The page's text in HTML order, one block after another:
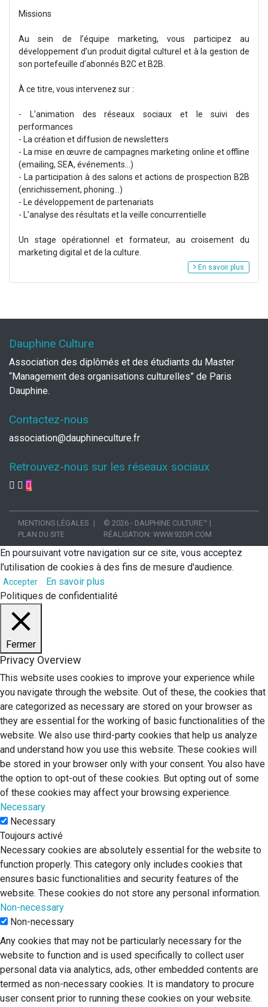
Missions
Au sein de l’équipe marketing, vous participez au
développement d’un produit digital culturel et à la gestion de
son portefeuille d’abonnés B2C et B2B.
À ce titre, vous intervenez sur :
- L’animation des réseaux sociaux et le suivi des
performances
- La création et diffusion de newsletters
- La mise en œuvre de campagnes marketing online et offline
(emailing, SEA, événements…)
- La participation à des salons et actions de prospection B2B
(enrichissement, phoning...)
- Le développement de partenariats
- L’analyse des résultats et la veille concurrentielle
Un stage opérationnel et formateur, au croisement du
marketing digital et de la culture.
En savoir plus
Dauphine Culture
Association des diplômés et des étudiants du Master
“Management des organisations culturelles” de Paris
Dauphine.
Contactez-nous
association@dauphineculture.fr
Retrouvez-nous sur les réseaux sociaux
MENTIONS LÉGALES
PLAN DU SITE
© 2026 - DAUPHINE CULTURE™ |
RÉALISATION: WWW.92DPI.COM
En poursuivant votre navigation sur ce site, vous acceptez
l’utilisation de cookies à des fins de mesure d'audience.
Accepter
En savoir plus
Politiques de confidentialité
Fermer
Privacy Overview
This website uses cookies to improve your experience while
you navigate through the website. Out of these, the cookies that
are categorized as necessary are stored on your browser as
they are essential for the working of basic functionalities of the
website. We also use third-party cookies that help us analyze
and understand how you use this website. These cookies will
be stored in your browser only with your consent. You also have
the option to opt-out of these cookies. But opting out of some
of these cookies may affect your browsing experience.
Necessary
Necessary
Toujours activé
Necessary cookies are absolutely essential for the website to
function properly. This category only includes cookies that
ensures basic functionalities and security features of the
website. These cookies do not store any personal information.
Non-necessary
Non-necessary
Any cookies that may not be particularly necessary for the
website to function and is used specifically to collect user
personal data via analytics, ads, other embedded contents are
termed as non-necessary cookies. It is mandatory to procure
user consent prior to running these cookies on your website.